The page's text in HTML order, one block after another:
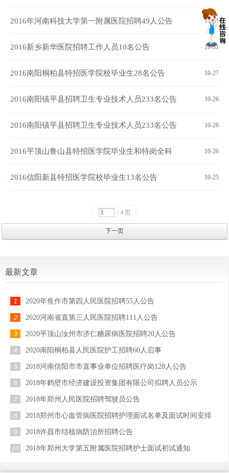
告
2016年河南科技大学第一附属医院招聘49人公告 11-01
2016新乡新华医院招聘工作人员10名公告 10-31
2016南阳桐柏县特招医学院校毕业生28名公告 10-27
2016南阳镇平县招聘卫生专业技术人员233名公告 10-26
2016南阳镇平县招聘卫生专业技术人员233名公告 10-26
2016平顶山鲁山县特招医学院毕业生和特岗全科
医生95名公告
10-26
2016信阳新县特招医学院校毕业生13名公告 10-25
/ 4 页
下一页
最新文章
1 2020年焦作市第四人民医院招聘55人公告
2 2020河南省直第三人民医院招聘111人公告
3 2020平顶山汝州市济仁糖尿病医院招聘20人公告
4 2020南阳桐柏县人民医院护工招聘60人启事
5 2018河南信阳市市直事业单位招聘医疗岗128人公告
6 2018年鹤壁市经济建设投资集团有限公司拟聘人员公示
7 2018年郑州人民医院招聘驾驶员公告
8 2018郑州市心血管病医院招聘护理面试名单及面试时间安排
9 2018许昌市结核病防治所招聘公告
10 2018年郑州大学第五附属医院招聘护士面试初试通知